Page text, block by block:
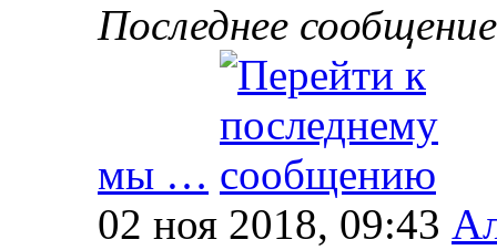
Последнее сообщение
мы …
02 ноя 2018, 09:43